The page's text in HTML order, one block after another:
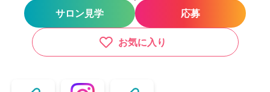
サロン見学 応募
お気に入り